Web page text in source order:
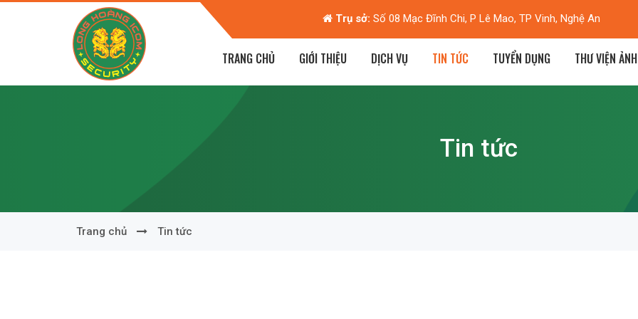
P Lê Mao, TP Vinh, Nghệ An Hà Nội: Biệt thự M2-L7, KĐT Dương Nội, Hà Đông, Hà Nội
TRANG CHỦ GIỚI THIỆU DỊCH VỤ TIN TỨC TUYỂN DỤNG THƯ VIỆN ẢNH
Tin tức
Trang chủ Tin tức